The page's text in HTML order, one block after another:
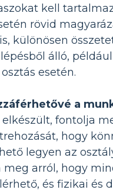
kell
rövid
különösen
álló,
esetén.
a
fontolja
hogy
legyen az
meg arról, hogy
és fizikai és